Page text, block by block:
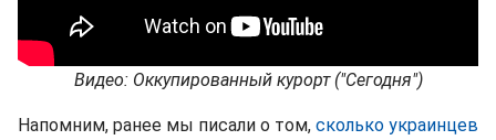
Видео: Оккупированный курорт ("Сегодня")
Напомним, ранее мы писали о том, сколько украинцев